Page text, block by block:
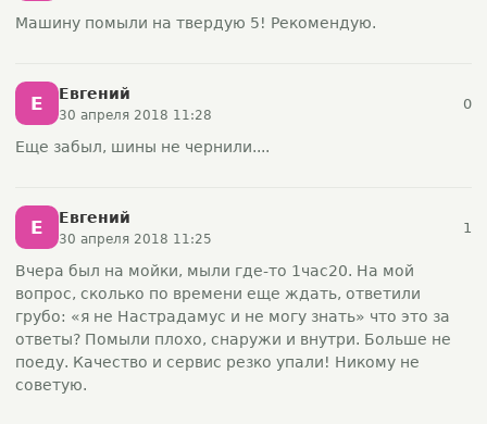
Машину помыли на твердую 5! Рекомендую.
Е Евгений
30 апреля 2018 11:28
0
Еще забыл, шины не чернили....
Е Евгений
30 апреля 2018 11:25
1
Вчера был на мойки, мыли где-то 1час20. На мой
вопрос, сколько по времени еще ждать, ответили
грубо: «я не Настрадамус и не могу знать» что это за
ответы? Помыли плохо, снаружи и внутри. Больше не
поеду. Качество и сервис резко упали! Никому не
советую.